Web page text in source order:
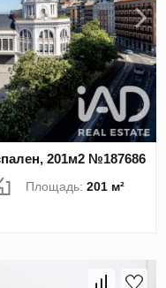
201м2 №187686
Площадь:201 м²